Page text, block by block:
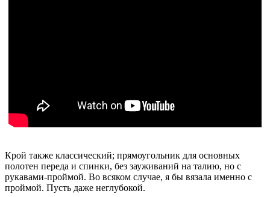
Крой также классический; прямоугольник для основных
полотен переда и спинки, без зауживаний на талию, но с
рукавами-проймой. Во всяком случае, я бы вязала именно с
проймой. Пусть даже неглубокой.